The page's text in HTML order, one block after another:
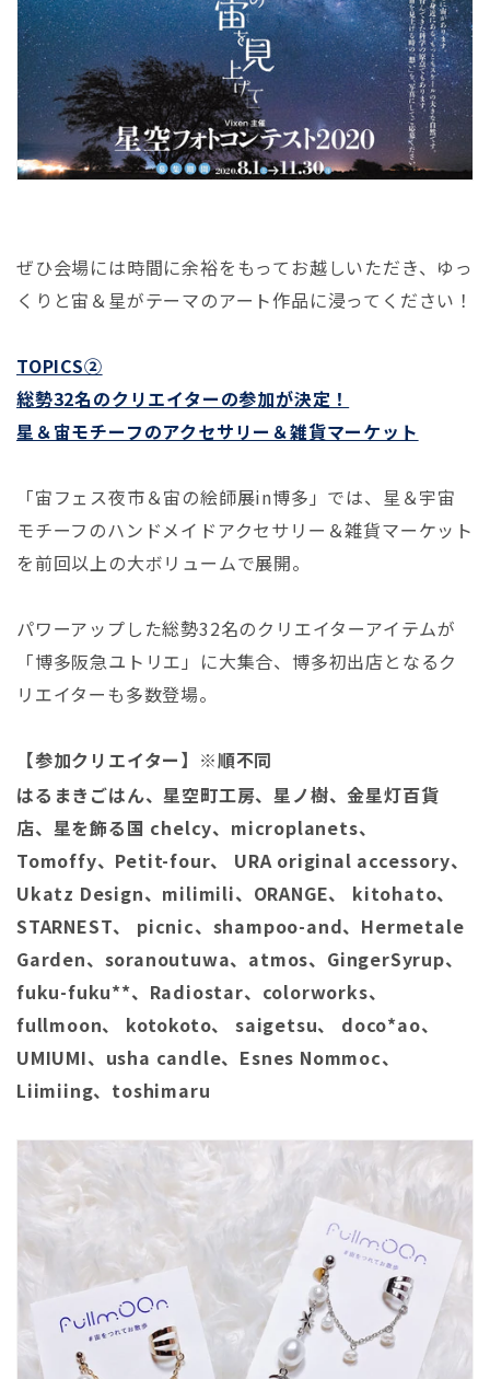
ぜひ会場には時間に余裕をもってお越しいただき、ゆっ
くりと宙＆星がテーマのアート作品に浸ってください！
TOPICS②
総勢32名のクリエイターの参加が決定！
星＆宙モチーフのアクセサリー＆雑貨マーケット
「宙フェス夜市＆宙の絵師展in博多」では、星＆宇宙
モチーフのハンドメイドアクセサリー＆雑貨マーケット
を前回以上の大ボリュームで展開。
パワーアップした総勢32名のクリエイターアイテムが
「博多阪急ユトリエ」に大集合、博多初出店となるク
リエイターも多数登場。
【参加クリエイター】 ※順不同
はるまきごはん、星空町工房、星ノ樹、金星灯百貨
店、星を飾る国 chelcy、 microplanets、
Tomoffy、Petit-four、 URA original accessory、
Ukatz Design、 milimili、ORANGE、 kitohato、
STARNEST、 picnic、 shampoo-and、Hermetale
Garden、soranoutuwa、atmos、GingerSyrup、
fuku-fuku**、 Radiostar、colorworks、
fullmoon、 kotokoto、 saigetsu、 doco*ao、
UMIUMI、usha candle、Esnes Nommoc、
Liimiing、toshimaru